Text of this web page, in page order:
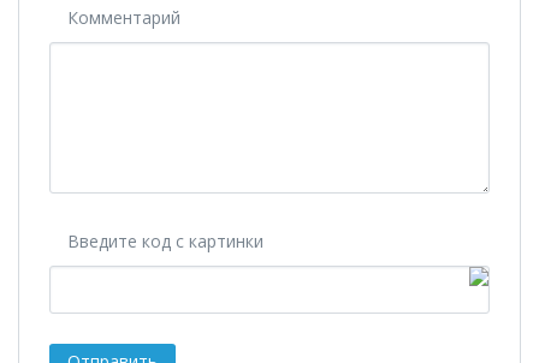
Комментарий
Введите код с картинки